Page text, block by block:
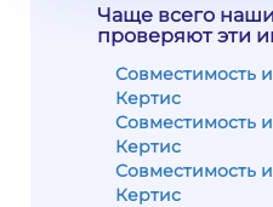
Чаще всего
проверяют эти
Совместимость
Кертис
Совместимость
Кертис
Совместимость
Кертис